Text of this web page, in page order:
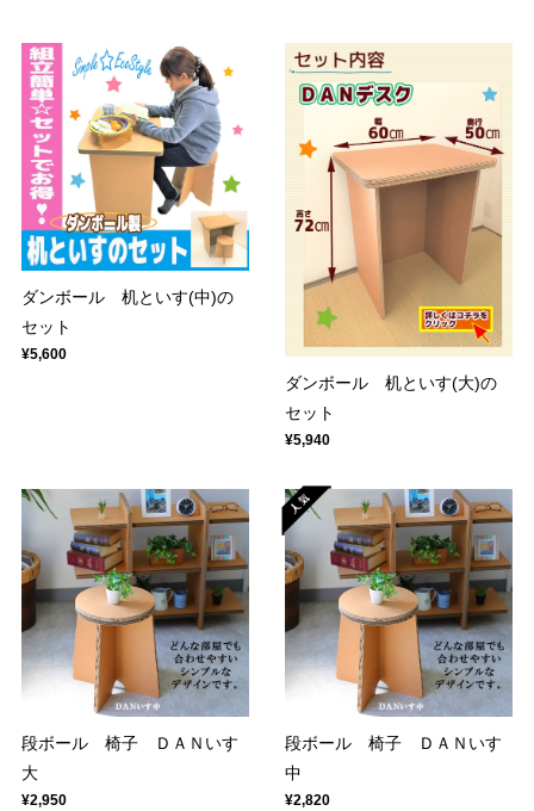
ダンボール 机といす(中)の
セット
¥5,600
ダンボール 机といす(大)の
セット
¥5,940
段ボール 椅子 ＤＡＮいす
大
¥2,950
段ボール 椅子 ＤＡＮいす
中
¥2,820